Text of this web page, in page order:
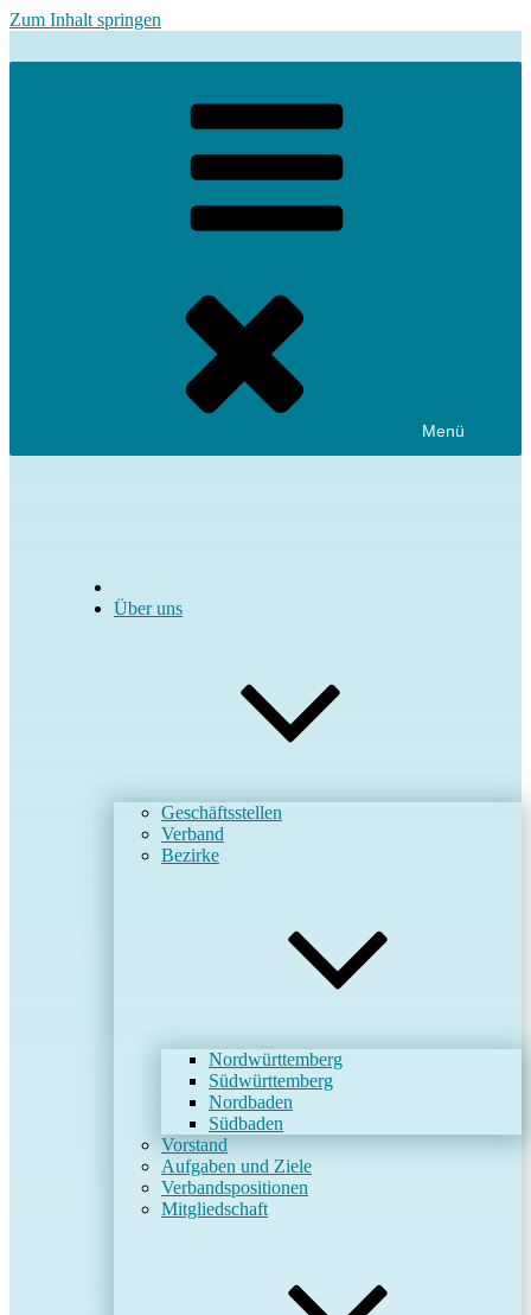
Zum Inhalt springen
Menü
Über uns
Geschäftsstellen
Verband
Bezirke
Nordwürttemberg
Südwürttemberg
Nordbaden
Südbaden
Vorstand
Aufgaben und Ziele
Verbandspositionen
Mitgliedschaft